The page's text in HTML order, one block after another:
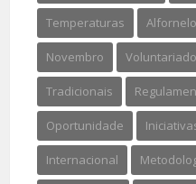
Temperaturas
Novembro Voluntariado
Tradicionais
Oportunidade
Internacional